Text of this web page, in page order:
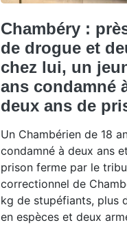
Chambéry :
de drogue et
chez lui, un
ans condamné
deux ans de
Un Chambérien de 18
condamné à deux ans
prison ferme par le
correctionnel de
kg de stupéfiants, plus
en espèces et deux